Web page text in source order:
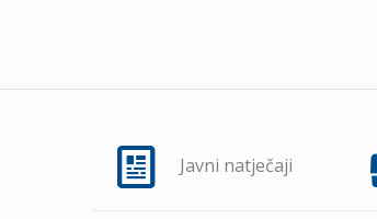
Javni natječaji